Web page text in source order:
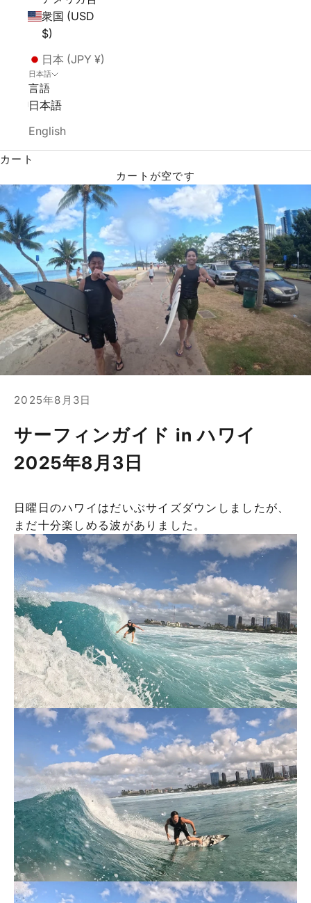
衆国 (USD
$)
日本 (JPY ¥)
日本語
言語
日本語
English
カート
カートが空です
2025年8月3日
サーフィンガイド in ハワイ
2025年8月3日
日曜日のハワイはだいぶサイズダウンしましたが、
まだ十分楽しめる波がありました。